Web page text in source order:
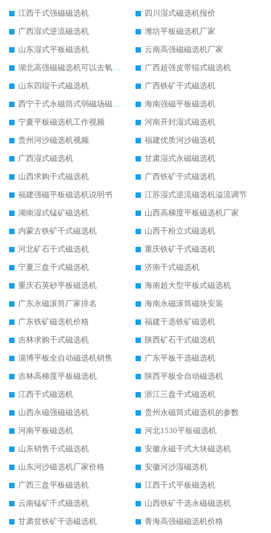
江西干式强磁磁选机
四川湿式磁选机报价
广西湿式逆流磁选机
潍坊平板磁选机厂家
山东湿式平板磁选机
云南高强磁磁选机厂家
广西超强皮带辊式磁选机
山东四辊干式磁选机
广西铁矿干式磁选机
海南强磁平板磁选机
宁夏平板磁选机工作视频
河南开封湿式磁选机
贵州河沙磁选机视频
福建优质河沙磁选机
广西湿式磁选机
甘肃湿式永磁磁选机
山西求购干式磁选机
广西铁矿干式磁选机
福建强磁平板磁选机说明书
江苏湿式逆流磁选机溢流调节
湖南湿式锰矿磁选机
山西高梯度平板磁选机厂家
内蒙古铁矿干式磁选机
山西干粉立式磁选机
河北矿石干式磁选机
重庆铁矿干式磁选机
宁夏三盘干式磁选机
济南干式磁选机
重庆石英砂平板磁选机
海南超大型平板式磁选机
广东永磁滚筒厂家排名
海南永磁滚筒磁块安装
广东铁矿磁选机价格
福建干选铁矿磁选机
吉林求购干式磁选机
陕西矿石干式磁选机
淄博平板全自动磁选机销售
广东平板干选磁选机
吉林高梯度平板磁选机
陕西平板全自动磁选机
江西干式磁选机
浙江三盘干式磁选机
山西永磁强磁磁选机
贵州永磁筒式磁选机的参数
河南平板磁选机
河北1530平板磁选机
山东销售干式磁选机
安徽永磁干式大块磁选机
山东河沙磁选机厂家价格
安徽河沙湿磁选机
广西三盘平板磁选机
江西干式平板磁选机
云南锰矿干式磁选机
山西铁矿干选永磁磁选机
甘肃贫铁矿干选磁选机
青海高强磁磁选机价格